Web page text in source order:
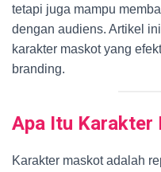
tetapi juga mampu
dengan audiens. Artikel
karakter maskot yang
branding.
Apa Itu Karakter
Karakter maskot adalah